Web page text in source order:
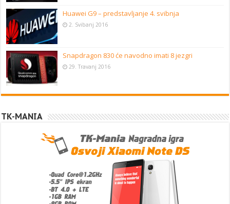
Huawei G9 – predstavljanje 4. svibnja
2. Svibanj 2016
Snapdragon 830 će navodno imati 8 jezgri
29. Travanj 2016
TK-MANIA